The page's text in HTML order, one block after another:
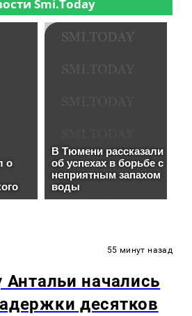
55 минут назад
Антальи начались
десятков